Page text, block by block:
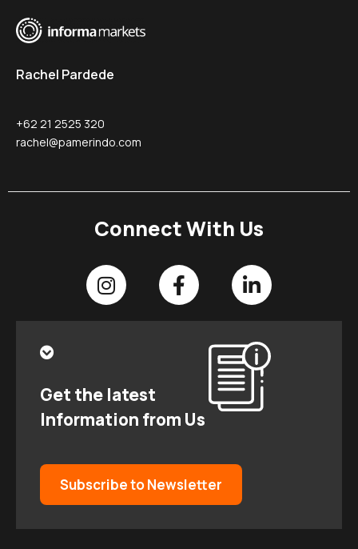
Rachel Pardede
+62 21 2525 320
rachel@pamerindo.com
Connect With Us
Get the latest
Information from Us
Subscribe to Newsletter